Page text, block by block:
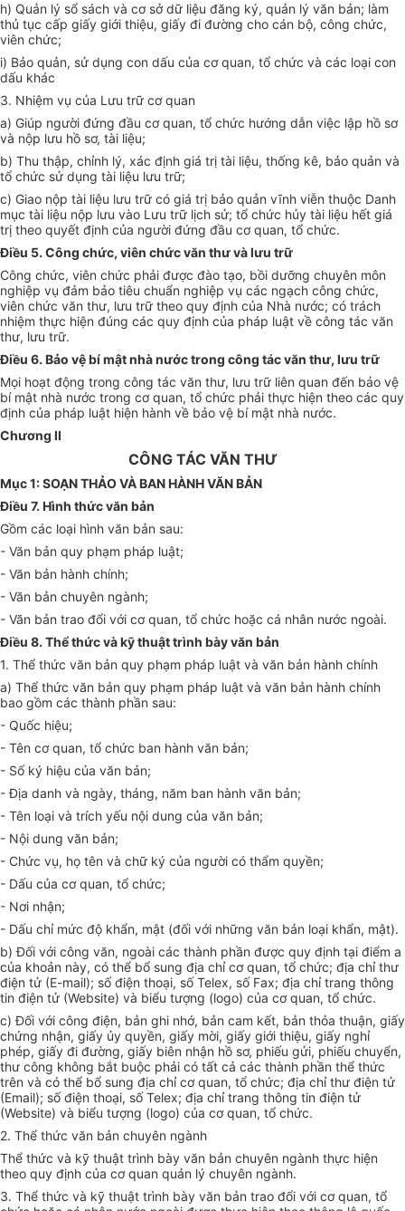
h) Quản lý sổ sách và cơ sở dữ liệu đăng ký, quản lý văn bản; làm
thủ tục cấp giấy giới thiệu, giấy đi đường cho cán bộ, công chức,
viên chức;
i) Bảo quản, sử dụng con dấu của cơ quan, tổ chức và các loại con
dấu khác
3. Nhiệm vụ của Lưu trữ cơ quan
a) Giúp người đứng đầu cơ quan, tổ chức hướng dẫn việc lập hồ sơ
và nộp lưu hồ sơ, tài liệu;
b) Thu thập, chỉnh lý, xác định giá trị tài liệu, thống kê, bảo quản và
tổ chức sử dụng tài liệu lưu trữ;
c) Giao nộp tài liệu lưu trữ có giá trị bảo quản vĩnh viễn thuộc Danh
mục tài liệu nộp lưu vào Lưu trữ lịch sử; tổ chức hủy tài liệu hết giá
trị theo quyết định của người đứng đầu cơ quan, tổ chức.
Điều 5. Công chức, viên chức văn thư và lưu trữ
Công chức, viên chức phải được đào tạo, bồi dưỡng chuyên môn
nghiệp vụ đảm bảo tiêu chuẩn nghiệp vụ các ngạch công chức,
viên chức văn thư, lưu trữ theo quy định của Nhà nước; có trách
nhiệm thực hiện đúng các quy định của pháp luật về công tác văn
thư, lưu trữ.
Điều 6. Bảo vệ bí mật nhà nước trong công tác văn thư, lưu trữ
Mọi hoạt động trong công tác văn thư, lưu trữ liên quan đến bảo vệ
bí mật nhà nước trong cơquan, tổ chức phải thực hiện theo các quy
định của pháp luật hiện hành về bảo vệ bí mật nhà nước.
Chương II
CÔNG TÁC VĂN THƯ
Mục 1: SOẠN THẢO VÀ BAN HÀNH VĂN BẢN
Điều 7. Hình thức văn bản
Gồm các loại hình văn bản sau:
- Văn bản quy phạm pháp luật;
- Văn bản hành chính;
- Văn bản chuyên ngành;
- Văn bản trao đổi với cơ quan, tổ chức hoặc cá nhân nước ngoài.
Điều 8. Thể thức và kỹ thuật trình bày văn bản
1. Thể thức văn bản quy phạm pháp luật và văn bản hành chính
a) Thể thức văn bản quy phạm pháp luật và văn bản hành chính
bao gồm các thành phần sau:
- Quốc hiệu;
- Tên cơ quan, tổ chức ban hành văn bản;
- Số ký hiệu của văn bản;
- Địa danh và ngày, tháng, năm ban hành văn bản;
- Tên loại và trích yếu nội dung của văn bản;
- Nội dung văn bản;
- Chức vụ, họ tên và chữ ký của người có thẩm quyền;
- Dấu của cơ quan, tổ chức;
- Nơi nhận;
- Dấu chỉ mức độ khẩn, mật (đối với những văn bản loại khẩn, mật).
b) Đối với công văn, ngoài các thành phần được quy định tại điểm a
của khoản này, có thể bổ sung địa chỉ cơ quan, tổ chức; địa chỉ thư
điện tử (E-mail); sốđiện thoại, số Telex, số Fax; địa chỉ trang thông
tin điện tử (Website) và biểu tượng (logo) của cơ quan, tổ chức.
c) Đối với công điện, bản ghi nhớ, bản cam kết, bản thỏa thuận, giấy
chứng nhận, giấy ủy quyền, giấy mời, giấy giới thiệu, giấy nghỉ
phép, giấy đi đường, giấy biên nhận hồ sơ, phiếu gửi, phiếu chuyển,
thư công không bắt buộc phải có tất cả các thành phần thể thức
trên và có thể bổ sung địa chỉ cơ quan, tổ chức; địa chỉ thư điện tử
(Email); sốđiện thoại, sốTelex; địa chỉ trang thông tin điện tử
(Website) và biểu tượng (logo) của cơ quan, tổ chức.
2. Thể thức văn bản chuyên ngành
Thể thức và kỹ thuật trình bày văn bản chuyên ngành thực hiện
theo quy định của cơ quan quản lý chuyên ngành.
3. Thể thức và kỹ thuật trình bày văn bản trao đổi với cơ quan, tổ